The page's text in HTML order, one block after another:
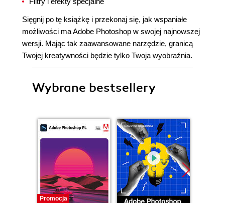
Sięgnij po tę książkę i przekonaj się, jak wspaniałe
możliwości ma Adobe Photoshop w swojej najnowszej
wersji. Mając tak zaawansowane narzędzie, granicą
Twojej kreatywności będzie tylko Twoja wyobraźnia.
Wybrane bestsellery
Promocja